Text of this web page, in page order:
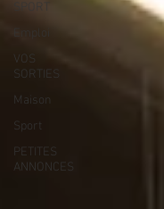
VOS
SORTIES
Maison
Sport
PETITES
ANNONCES